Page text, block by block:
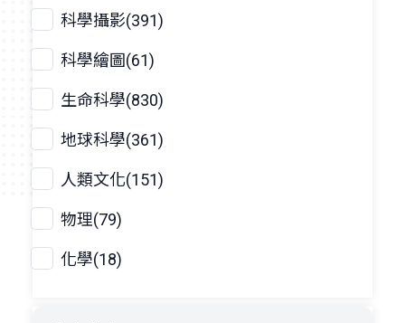
科學攝影(391)
科學繪圖(61)
生命科學(830)
地球科學(361)
人類文化(151)
物理(79)
化學(18)